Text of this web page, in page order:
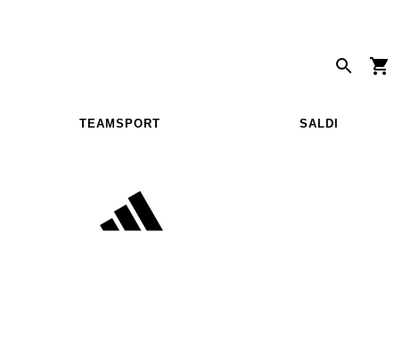
TEAMSPORT SALDI